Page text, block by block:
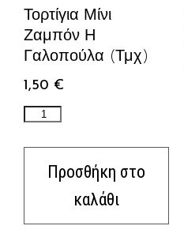
Τορτίγια Μίνι
Ζαμπόν Η
Γαλοπούλα (τμχ)
1,50 €
Προσθήκη στο
καλάθι